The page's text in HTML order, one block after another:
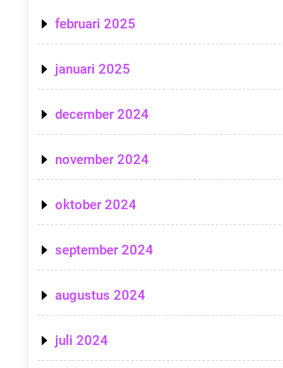
februari 2025
januari 2025
december 2024
november 2024
oktober 2024
september 2024
augustus 2024
juli 2024